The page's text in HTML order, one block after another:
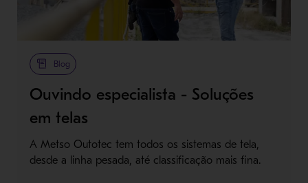
Blog
Ouvindo especialista - Soluções
em telas
A Metso Outotec tem todos os sistemas de tela,
desde a linha pesada, até classificação mais fina.